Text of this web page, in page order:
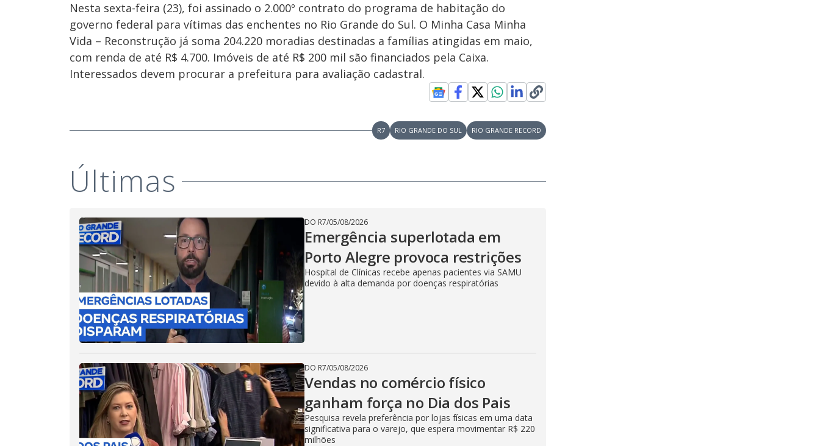
Nesta sexta-feira (23), foi assinado o 2.000º contrato do programa de habitação do
governo federal para vítimas das enchentes no Rio Grande do Sul. O Minha Casa Minha
Vida – Reconstrução já soma 204.220 moradias destinadas a famílias atingidas em maio,
com renda de até R$ 4.700. Imóveis de até R$ 200 mil são financiados pela Caixa.
Interessados devem procurar a prefeitura para avaliação cadastral.
R7 RIO GRANDE DO SUL RIO GRANDE RECORD
Últimas
DO R7/05/08/2026
Emergência superlotada em
Porto Alegre provoca restrições
Hospital de Clínicas recebe apenas pacientes via SAMU
devido à alta demanda por doenças respiratórias
DO R7/05/08/2026
Vendas no comércio físico
ganham força no Dia dos Pais
Pesquisa revela preferência por lojas físicas em uma data
significativa para o varejo, que espera movimentar R$ 220
milhões